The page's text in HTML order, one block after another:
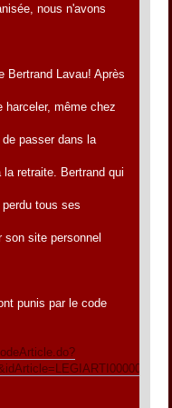
nous n'avons
Bertrand Lavau! Après
harceler, même chez
passer dans la
retraite. Bertrand qui
tous ses
site personnel
punis par le code